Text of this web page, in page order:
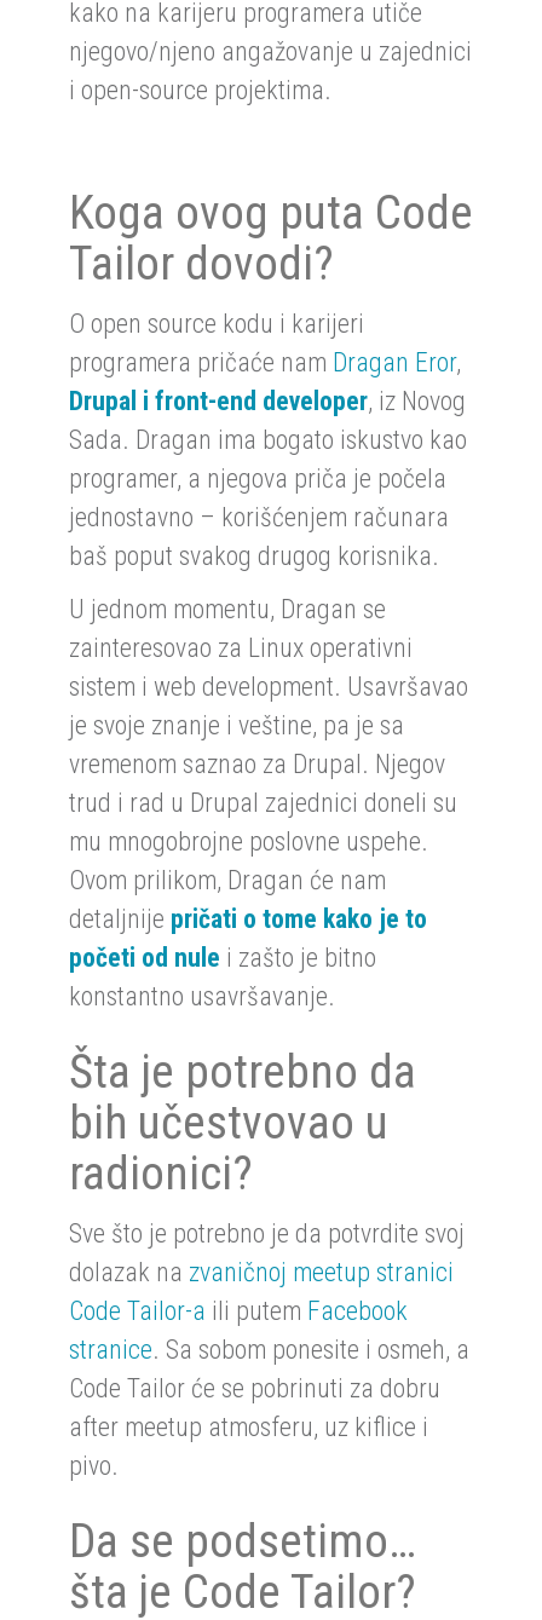
kako na karijeru programera utiče
njegovo/njeno angažovanje u zajednici
i open-source projektima.
Koga ovog puta Code
Tailor dovodi?
O open source kodu i karijeri
programera pričaće nam Dragan Eror,
Drupal i front-end developer, iz Novog
Sada. Dragan ima bogato iskustvo kao
programer, a njegova priča je počela
jednostavno – korišćenjem računara
baš poput svakog drugog korisnika.
U jednom momentu, Dragan se
zainteresovao za Linux operativni
sistem i web development. Usavršavao
je svoje znanje i veštine, pa je sa
vremenom saznao za Drupal. Njegov
trud i rad u Drupal zajednici doneli su
mu mnogobrojne poslovne uspehe.
Ovom prilikom, Dragan će nam
detaljnije pričati o tome kako je to
početi od nule i zašto je bitno
konstantno usavršavanje.
Šta je potrebno da
bih učestvovao u
radionici?
Sve što je potrebno je da potvrdite svoj
dolazak na zvaničnoj meetup stranici
Code Tailor-a ili putem Facebook
stranice. Sa sobom ponesite i osmeh, a
Code Tailor će se pobrinuti za dobru
after meetup atmosferu, uz kiflice i
pivo.
Da se podsetimo…
šta je Code Tailor?